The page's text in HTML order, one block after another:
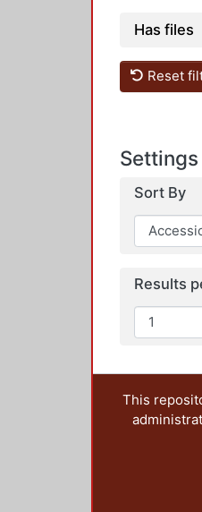
Has files
Reset
Settings
Sort By
Results
This